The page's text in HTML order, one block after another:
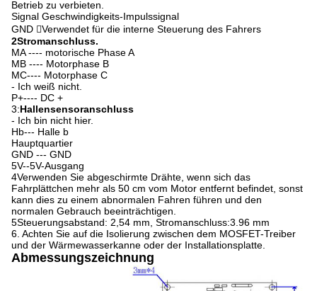
Betrieb zu verbieten.
Signal Geschwindigkeits-Impulssignal
GND Verwendet für die interne Steuerung des Fahrers
2Stromanschluss.
MA ---- motorische Phase A
MB ---- Motorphase B
MC---- Motorphase C
- Ich weiß nicht.
P+---- DC +
3:Hallensensoranschluss
- Ich bin nicht hier.
Hb--- Halle b
Hauptquartier
GND --- GND
5V--5V-Ausgang
4Verwenden Sie abgeschirmte Drähte, wenn sich das
Fahrplättchen mehr als 50 cm vom Motor entfernt befindet, sonst
kann dies zu einem abnormalen Fahren führen und den
normalen Gebrauch beeinträchtigen.
5Steuerungsabstand: 2,54 mm, Stromanschluss:3.96 mm
6. Achten Sie auf die Isolierung zwischen dem MOSFET-Treiber
und der Wärmewasserkanne oder der Installationsplatte.
Abmessungszeichnung